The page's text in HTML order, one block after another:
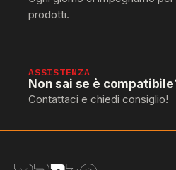
prodotti.
ASSISTENZA
Non sai se è
Contattaci e chiedi consiglio!